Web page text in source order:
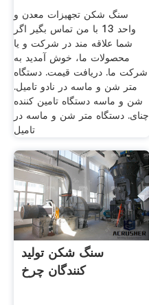
سنگ شکن تجهیزات معدن و
واحد 13 با من تماس بگیر اگر
شما علاقه مند در شرکت و یا
محصولات ما، خوش آمدید به
شرکت ما. دریافت قیمت. دستگاه
متر شن و ماسه در نادو تامیل.
شن و ماسه دستگاه تامین کننده
چنای. دستگاه متر شن و ماسه در
تامیل
سنگ شکن تولید
کنندگان چرخ